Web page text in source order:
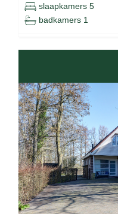
slaapkamers 5
badkamers 1